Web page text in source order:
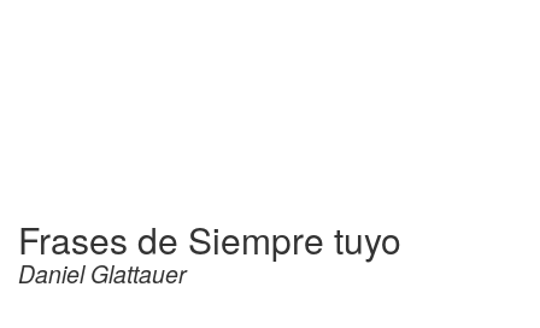
Frases de Siempre tuyo
Daniel Glattauer